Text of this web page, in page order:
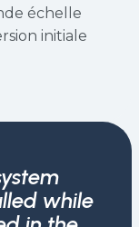
échelle
initiale
while